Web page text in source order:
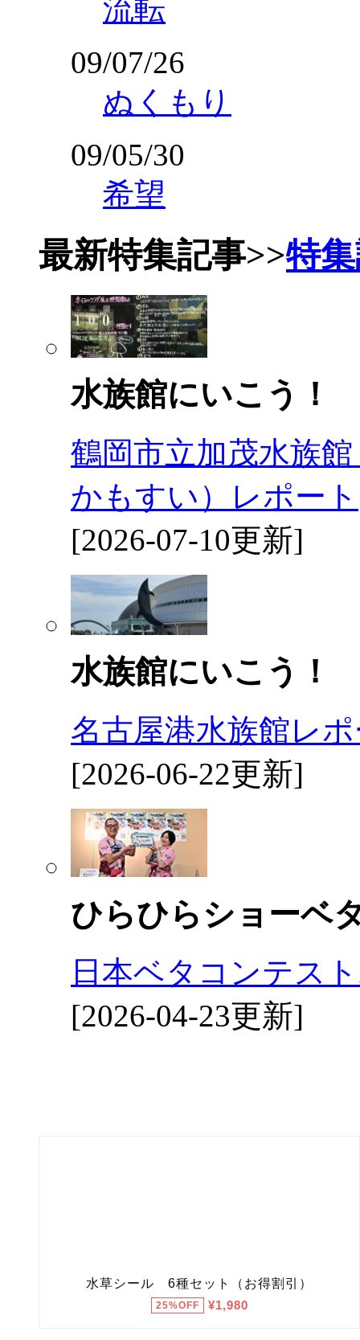
流転
09/07/26
ぬくもり
09/05/30
希望
最新特集記事>>特
水族館にいこう！
鶴岡市立加茂水族
かもすい）レポート
[2026-07-10更新]
水族館にいこう！
名古屋港水族館レ
[2026-06-22更新]
ひらひらショーベ
日本ベタコンテス
[2026-04-23更新]